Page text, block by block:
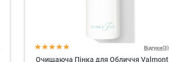
Відгуки(3)
Очищаюча Пінка для Обличчя Valmont